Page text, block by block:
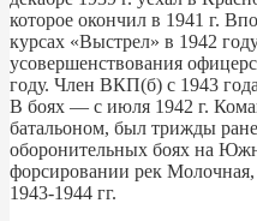
которое окончил в 1941 г.
курсах «Выстрел» в 1942
усовершенствования
году. Член ВКП(б) с 1943
В боях — с июля 1942 г.
батальоном, был трижды
оборонительных боях на
форсировании рек
1943-1944 гг.